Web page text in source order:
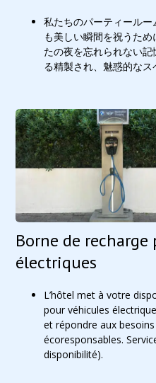
私たちのパーティール
も美しい瞬間を祝うた
たの夜を忘れられない
る精製され、魅惑的なス
Borne de
électriques
L’hôtel met à votre
pour véhicules
et répondre aux
écoresponsables.
disponibilité).